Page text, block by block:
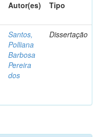
Autor(es) Tipo
Santos,
Polliana
Barbosa
Pereira
dos
Dissertação